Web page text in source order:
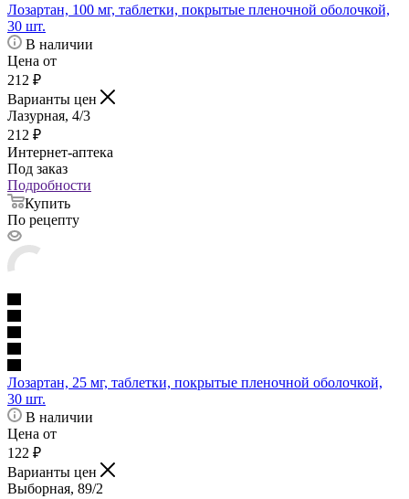
Лозартан, 100 мг, таблетки, покрытые пленочной оболочкой,
30 шт.
В наличии
Цена от
212 ₽
Варианты цен
Лазурная, 4/3
212 ₽
Интернет-аптека
Под заказ
Подробности
Купить
По рецепту
Лозартан, 25 мг, таблетки, покрытые пленочной оболочкой,
30 шт.
В наличии
Цена от
122 ₽
Варианты цен
Выборная, 89/2